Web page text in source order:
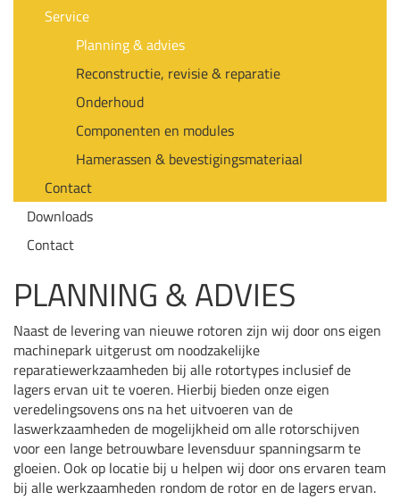
Service
Planning & advies
Reconstructie, revisie & reparatie
Onderhoud
Componenten en modules
Hamerassen & bevestigingsmateriaal
Contact
Downloads
Contact
PLANNING & ADVIES
Naast de levering van nieuwe rotoren zijn wij door ons eigen
machinepark uitgerust om noodzakelijke
reparatiewerkzaamheden bij alle rotortypes inclusief de
lagers ervan uit te voeren. Hierbij bieden onze eigen
veredelingsovens ons na het uitvoeren van de
laswerkzaamheden de mogelijkheid om alle rotorschijven
voor een lange betrouwbare levensduur spanningsarm te
gloeien. Ook op locatie bij u helpen wij door ons ervaren team
bij alle werkzaamheden rondom de rotor en de lagers ervan.